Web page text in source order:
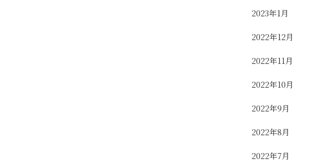
2023年1月
2022年12月
2022年11月
2022年10月
2022年9月
2022年8月
2022年7月